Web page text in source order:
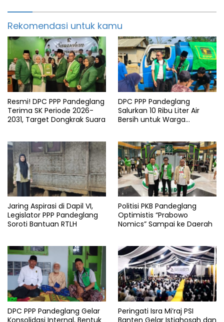
Rekomendasi untuk kamu
Resmi! DPC PPP Pandeglang
Terima SK Periode 2026-
2031, Target Dongkrak Suara
DPC PPP Pandeglang
Salurkan 10 Ribu Liter Air
Bersih untuk Warga
Jaring Aspirasi di Dapil VI,
Legislator PPP Pandeglang
Soroti Bantuan RTLH
Politisi PKB Pandeglang
Optimistis “Prabowo
Nomics” Sampai ke Daerah
DPC PPP Pandeglang Gelar
Peringati Isra Mi’raj PSI